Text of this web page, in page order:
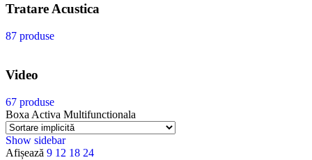
Tratare Acustica
87 produse
Video
67 produse
Boxa Activa Multifunctionala
Show sidebar
Afișează 9 12 18 24